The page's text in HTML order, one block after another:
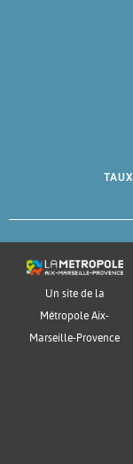
Un site de la
Métropole Aix-
Marseille-Provence